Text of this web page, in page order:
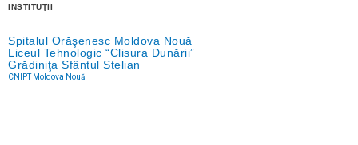
INSTITUŢII
Spitalul Orăşenesc Moldova Nouă
Liceul Tehnologic “Clisura Dunării”
Grădiniţa Sfântul Stelian
CNIPT Moldova Nouă